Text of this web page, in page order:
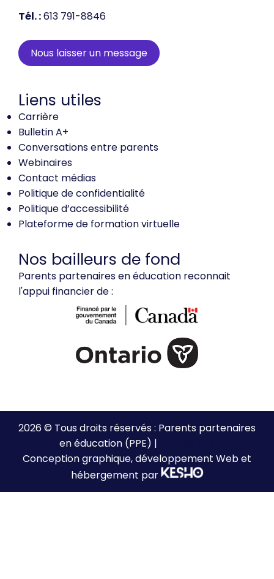
Tél. :613 791-8846
Nous laisser un message
Liens utiles
Carrière
Bulletin A+
Conversations entre parents
Webinaires
Contact médias
Politique de confidentialité
Politique d’accessibilité
Plateforme de formation virtuelle
Nos bailleurs de fond
Parents partenaires en éducation reconnait
l'appui financier de :
2026 © Tous droits réservés : Parents partenaires
en éducation (PPE) |
Conception graphique, développement Web et
hébergement par